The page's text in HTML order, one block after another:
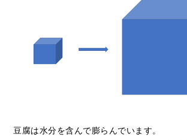
豆腐は水分を含んで膨らんでいます。